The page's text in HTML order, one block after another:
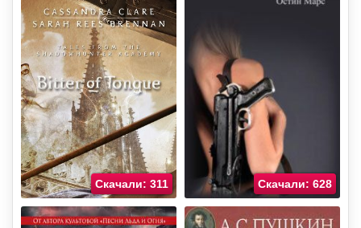
Скачали: 311 Скачали: 628